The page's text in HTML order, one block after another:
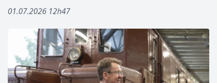
01.07.2026 12h47